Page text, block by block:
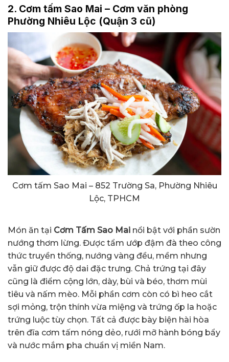
2. Cơm tấm Sao Mai – Cơm văn phòng
Phường Nhiêu Lộc (Quận 3 cũ)
Cơm tấm Sao Mai – 852 Trường Sa, Phường Nhiêu
Lộc, TPHCM
Món ăn tại Cơm Tấm Sao Mai nổi bật với phần sườn
nướng thơm lừng. Được tẩm ướp đậm đà theo công
thức truyền thống, nướng vàng đều, mềm nhưng
vẫn giữ được độ dai đặc trưng. Chả trứng tại đây
cũng là điểm cộng lớn, dày, bùi và béo, thơm mùi
tiêu và nấm mèo. Mỗi phần cơm còn có bì heo cắt
sợi mỏng, trộn thính vừa miệng và trứng ốp la hoặc
trứng luộc tùy chọn. Tất cả được bày biện hài hòa
trên đĩa cơm tấm nóng dẻo, rưới mỡ hành bóng bẩy
và nước mắm pha chuẩn vị miền Nam.